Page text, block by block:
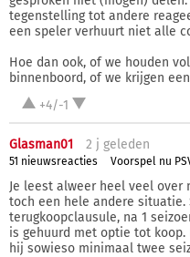
tegenstelling tot andere
een speler verhuurt niet alle
Hoe dan ook, of we houden
binnenboord, of we krijgen
+4/-1
Glasman01 2 j geleden
51 nieuwsreacties Voorspel nu
Je leest alweer heel veel
toch een hele andere
terugkoopclausule, na 1
is gehuurd met optie tot
hij sowieso minimaal twee